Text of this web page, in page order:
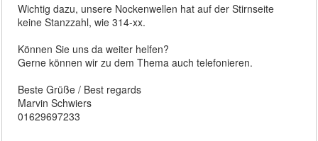
Wichtig dazu, unsere Nockenwellen hat auf der Stirnseite
keine Stanzzahl, wie 314-xx.
Können Sie uns da weiter helfen?
Gerne können wir zu dem Thema auch telefonieren.
Beste Grüße / Best regards
Marvin Schwiers
01629697233